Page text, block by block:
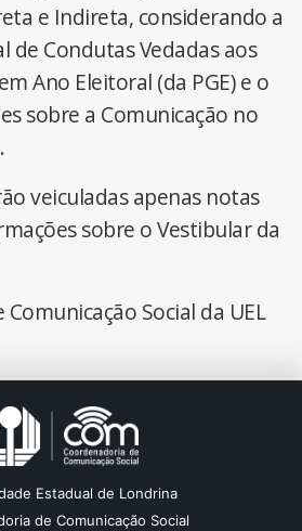
e Indireta, considerando a
de Condutas Vedadas aos
Ano Eleitoral (da PGE) e o
sobre a Comunicação no
veiculadas apenas notas
sobre o Vestibular da
Social da UEL
Estadual de Londrina
de Comunicação Social